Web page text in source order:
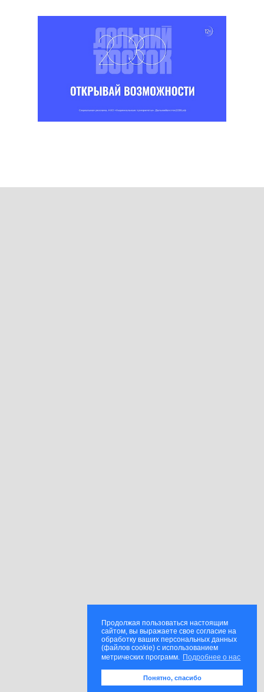
Продолжая пользоваться настоящим
сайтом, вы выражаете свое согласие на
обработку ваших персональных данных
(файлов cookie) с использованием
метрических программ. Подробнее о нас
Понятно, спасибо